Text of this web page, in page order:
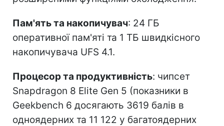
Пам'ять та накопичувач: 24 ГБ
оперативної пам'яті та 1 ТБ швидкісного
накопичувача UFS 4.1.
Процесор та продуктивність: чипсет
Snapdragon 8 Elite Gen 5 (показники в
Geekbench 6 досягають 3619 балів в
одноядерних та 11 122 у багатоядерних